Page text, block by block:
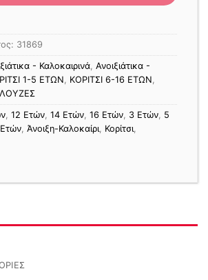
31869
- Καλοκαιρινά, Ανοιξιάτικα -
1-5 ΕΤΩΝ, ΚΟΡΙΤΣΙ 6-16 ΕΤΩΝ,
, 12 Ετών, 14 Ετών, 16 Ετών, 3 Ετών, 5
, Άνοιξη-Καλοκαίρι, Κορίτσι,